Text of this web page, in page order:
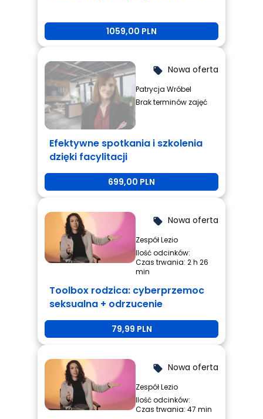
1059,00 PLN
local_offer Nowa oferta
Patrycja Wróbel
Brak terminów zajęć
Efektywne spotkania i szkolenia
dzięki facylitacji
699,00 PLN
local_offer Nowa oferta
Zespół Lezio
Ilość odcinków:
Czas trwania: 2 h 26
min
Toolbox rodzica: cyberprzemoc
seksualna + odrzucenie
rówieśnicze + przemoc
79,99 PLN
local_offer Nowa oferta
Zespół Lezio
Ilość odcinków:
Czas trwania: 47 min